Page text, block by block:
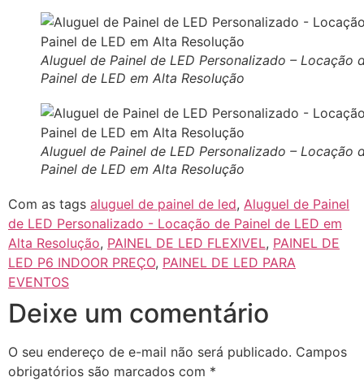
Aluguel de Painel de LED Personalizado – Locação
Painel de LED em Alta Resolução
Aluguel de Painel de LED Personalizado – Locação
Painel de LED em Alta Resolução
Com as tags aluguel de painel de led, Aluguel de Painel
de LED Personalizado - Locação de Painel de LED em
Alta Resolução, PAINEL DE LED FLEXIVEL, PAINEL DE
LED P6 INDOOR PREÇO, PAINEL DE LED PARA
EVENTOS
Deixe um comentário
O seu endereço de e-mail não será publicado. Campos
obrigatórios são marcados com *